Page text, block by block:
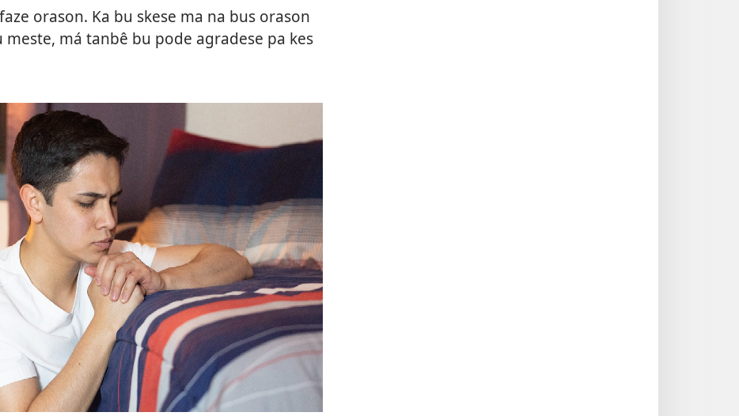
orason. Ka bu skese ma na bus orason
má tanbê bu pode agradese pa kes